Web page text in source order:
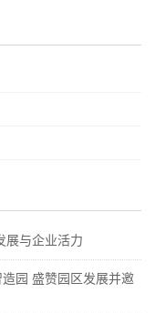
展与企业活力
园 盛赞园区发展并邀